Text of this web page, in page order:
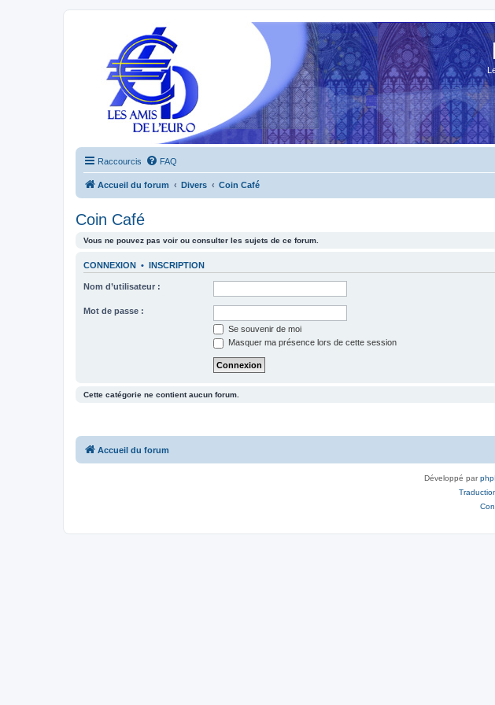
Raccourcis FAQ
Accueil du forum Divers Coin Café
Coin Café
Vous ne pouvez pas voir ou consulter les sujets de ce forum.
CONNEXION • INSCRIPTION
Nom d’utilisateur :
Mot de passe :
Se souvenir de moi
Masquer ma présence lors de cette session
Cette catégorie ne contient aucun forum.
Accueil du forum
Développé par